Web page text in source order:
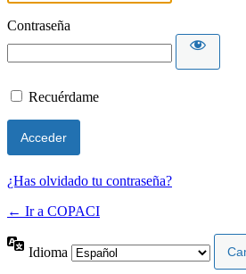
Contraseña
Recuérdame
¿Has olvidado tu contraseña?
← Ir a COPACI
Idioma